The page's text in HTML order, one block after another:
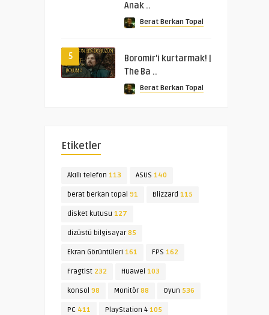
Anak ..
Berat Berkan Topal
5
Boromir’i kurtarmak! |
The Ba ..
Berat Berkan Topal
Etiketler
Akıllı telefon 113 ASUS 140
berat berkan topal 91 Blizzard 115
disket kutusu 127
dizüstü bilgisayar85
Ekran Görüntüleri 161 FPS 162
Fragtist 232 Huawei 103
konsol 98 Monitör88 Oyun 536
PC 411 PlayStation 4 105